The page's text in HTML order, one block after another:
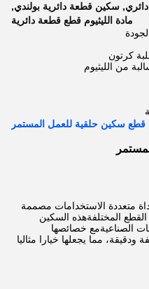
, سكين قطعة دائرية بولندي,
مادة الليثيوم قطع قطعة دائرية
كرتون
من الليثيوم
قطع سكين حلقية للعمل المستمر
متعددة الاستخدامات مصممة
المختلفةهذه السكين
الصناعيةمع خصائصها
ودقيقة، مما يجعلها خيارا مثاليا